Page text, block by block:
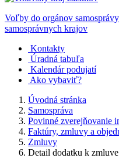
Voľby do orgánov
samosprávnych krajov
Kontakty
Úradná tabuľa
Kalendár podujatí
Ako vybaviť?
Úvodná stránka
Samospráva
Povinné zverejňovanie
Faktúry, zmluvy a
Zmluvy
Detail dodatku k